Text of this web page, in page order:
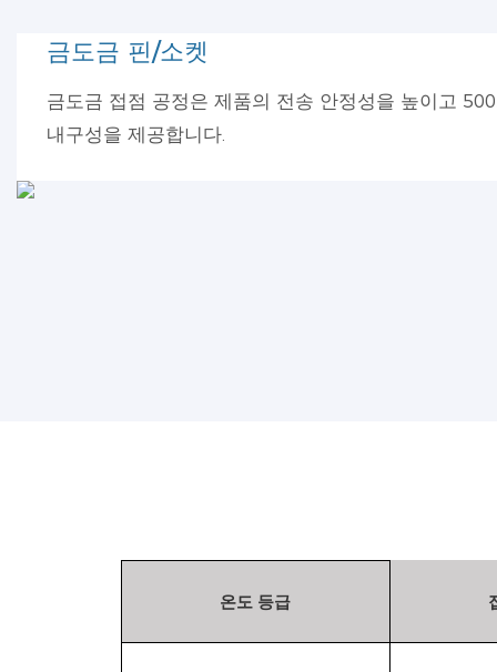
금도금 핀/소켓
금도금 접점 공정은 제품의 전송 안정성을 높이고
내구성을 제공합니다.
온도 등급